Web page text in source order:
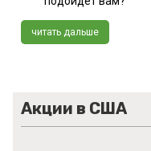
читать дальше
Акции в США